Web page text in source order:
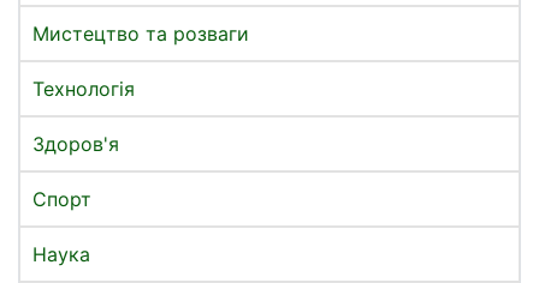
Мистецтво та розваги
Технологія
Здоров'я
Спорт
Наука